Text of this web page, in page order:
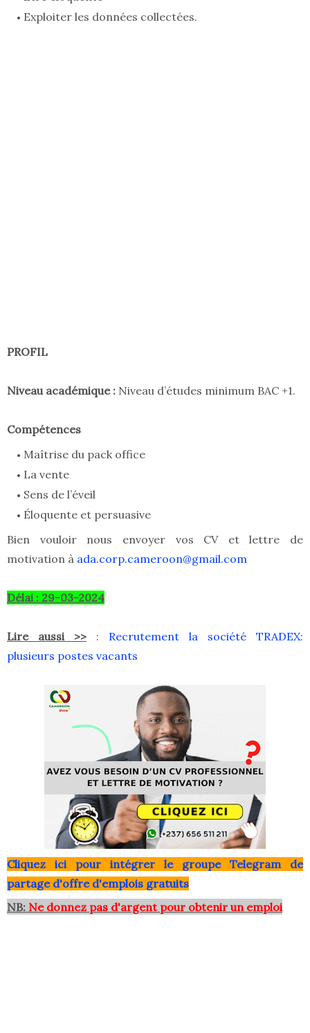
Exploiter les données collectées.
PROFIL
Niveau académique : Niveau d’études minimum BAC +1.
Compétences
Maîtrise du pack office
La vente
Sens de l’éveil
Éloquente et persuasive
Bien vouloir nous envoyer vos CV et lettre de
motivation à ada.corp.cameroon@gmail.com
Délai : 29-03-2024
Lire aussi >> : Recrutement la société TRADEX:
plusieurs postes vacants
Cliquez ici pour intégrer le groupe Telegram de
partage d'offre d'emplois gratuits
NB: Ne donnez pas d'argent pour obtenir un emploi